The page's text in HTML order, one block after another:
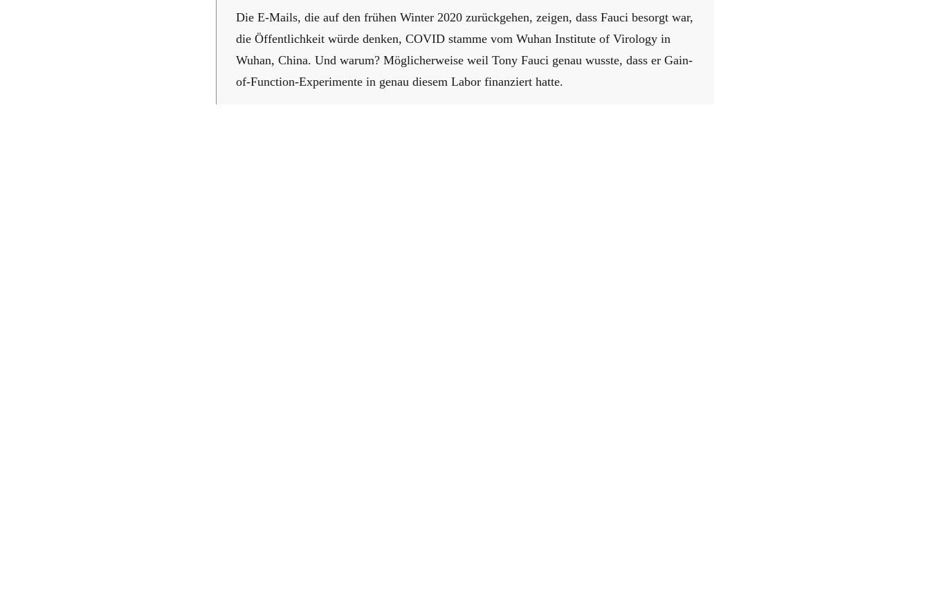
Die E-Mails, die auf den frühen Winter 2020 zurückgehen, zeigen, dass Fauci besorgt war,
die Öffentlichkeit würde denken, COVID stamme vom Wuhan Institute of Virology in
Wuhan, China. Und warum? Möglicherweise weil Tony Fauci genau wusste, dass er Gain-
of-Function-Experimente in genau diesem Labor finanziert hatte.